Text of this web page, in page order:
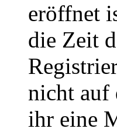
eröffnet
die Zeit
nicht auf
ihr eine